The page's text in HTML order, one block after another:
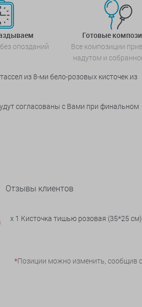
опозданий
Готовые
Все композиции
надутом и
из 8-ми бело-розовых кисточек из
согласованы с Вами при финальном
Отзывы клиентов
x 1 Кисточка тишью розовая (35*25 см)
*Позиции можно изменить, сообщив